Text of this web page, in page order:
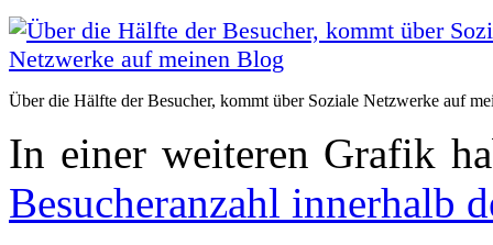
Über die Hälfte der Besucher, kommt über Soziale Netzwerke auf
In einer weiteren Grafik
Besucheranzahl innerhalb